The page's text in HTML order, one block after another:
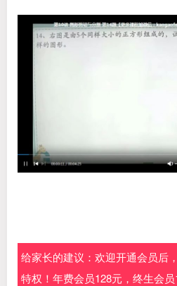
给家长的建议：欢迎开通会员后
特权！年费会员128元，终生会